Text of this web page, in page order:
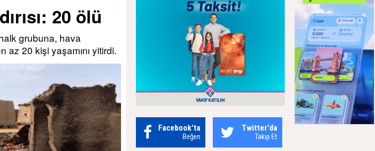
20 ölü
grubuna, hava
az 20 kişi yaşamını yitirdi.
Facebook'ta
Beğen
Twitter'da
Takip Et